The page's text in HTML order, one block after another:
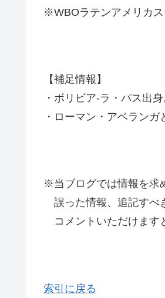
※WBOラテンアメリカ
【補足情報】
・ボリビア-ラ・パス出身
・ローマン・アベランガ
※当ブログでは情報を求
誤った情報、追記すべ
コメントいただけます
索引に戻る